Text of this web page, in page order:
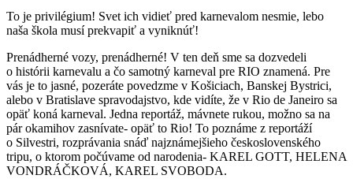
To je privilégium! Svet ich vidieť pred karnevalom nesmie, lebo
naša škola musí prekvapiť a vyniknúť!
Prenádherné vozy, prenádherné! V ten deň sme sa dozvedeli
o histórii karnevalu a čo samotný karneval pre RIO znamená. Pre
vás je to jasné, pozeráte povedzme v Košiciach, Banskej Bystrici,
alebo v Bratislave spravodajstvo, kde vidíte, že v Rio de Janeiro sa
opäť koná karneval. Jedna reportáž, mávnete rukou, možno sa na
pár okamihov zasnívate- opäť to Rio! To poznáme z reportáží
o Silvestri, rozprávania snáď najznámejšieho československého
tripu, o ktorom počúvame od narodenia- KAREL GOTT, HELENA
VONDRÁČKOVÁ, KAREL SVOBODA.